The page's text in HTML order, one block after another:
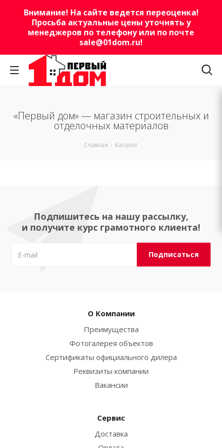
Внимание! На сайте ведется переоценка!
Просьба актуальные цены уточнять у
менеджеров по телефону или по почте
sale@01dom.ru!
«Первый дом» — магазин строительных и
отделочных материалов
Главная - Каталог
Подпишитесь на нашу рассылку,
и получите курс грамотного клиента!
О Компании
Преимущества
Фотогалерея объектов
Сертификаты официального дилера
Реквизиты компании
Вакансии
Сервис
Доставка